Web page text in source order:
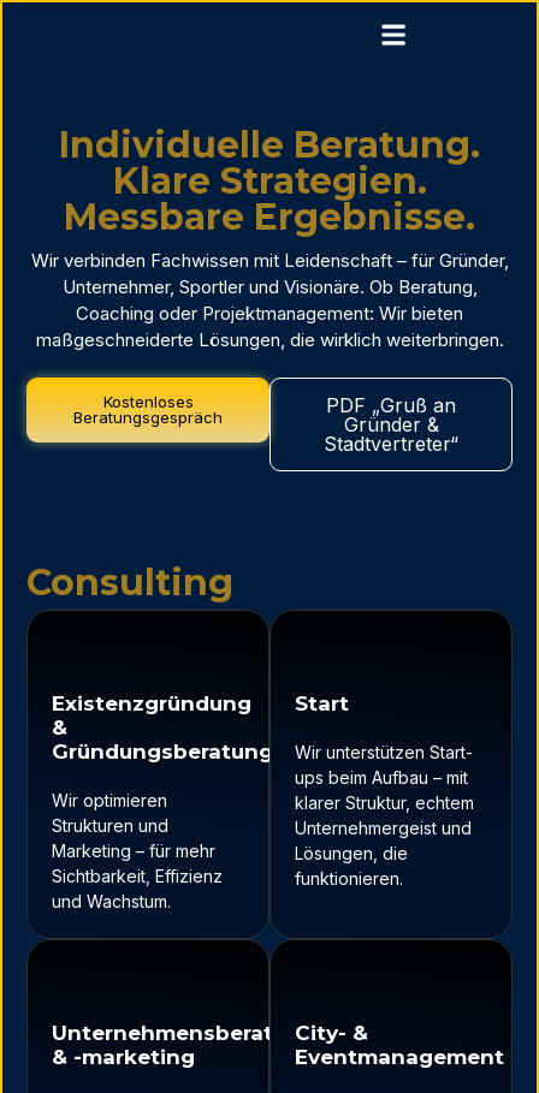
Individuelle Beratung.
Klare Strategien.
Messbare Ergebnisse.
Wir verbinden Fachwissen mit Leidenschaft – für Gründer,
Unternehmer, Sportler und Visionäre. Ob Beratung,
Coaching oder Projektmanagement: Wir bieten
maßgeschneiderte Lösungen, die wirklich weiterbringen.
Kostenloses
Beratungsgespräch
PDF „Gruß an
Gründer &
Stadtvertreter“
Consulting
Existenzgründung
&
Gründungsberatung
Wir optimieren
Strukturen und
Marketing – für mehr
Sichtbarkeit, Effizienz
und Wachstum.
Start
Wir unterstützen Start-
ups beim Aufbau – mit
klarer Struktur, echtem
Unternehmergeist und
Lösungen, die
funktionieren.
Unternehmensberatung
& -marketing
City- &
Eventmanagement